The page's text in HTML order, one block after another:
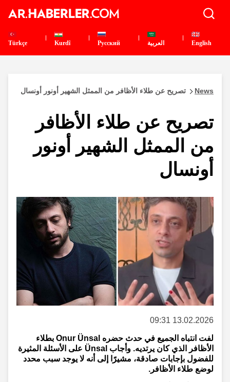
English العربية Pусский
Kurdî
Türkçe
News تصريح عن طلاء الأظافر من الممثل الشهير أونور أونسال
تصريح عن طلاء الأظافر
من الممثل الشهير أونور
أونسال
13.02.2026 09:31
لفت انتباه الجميع في حدث حضره Onur Ünsal بطلاء
الأظافر الذي كان يرتديه. وأجاب Ünsal على الأسئلة المثيرة
للفضول بإجابات صادقة، مشيرًا إلى أنه لا يوجد سبب محدد
لوضع طلاء الأظافر.